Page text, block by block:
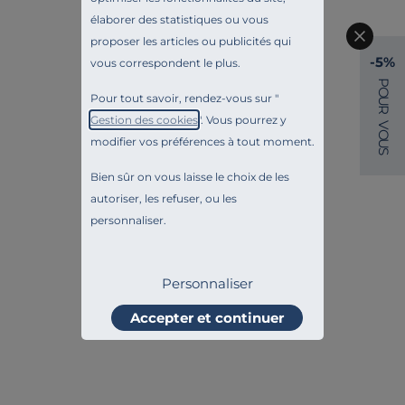
élaborer des statistiques ou vous
proposer les articles ou publicités qui
vous correspondent le plus.
Pour tout savoir, rendez-vous sur "
Gestion des cookies". Vous pourrez y
modifier vos préférences à tout moment.
Bien sûr on vous laisse le choix de les
autoriser, les refuser, ou les
personnaliser.
Personnaliser
Accepter et continuer
DRAPS HOUSSE
CAMIF SIGNATURE TRADILINGE
-5%
P
O
U
R
V
O
U
S